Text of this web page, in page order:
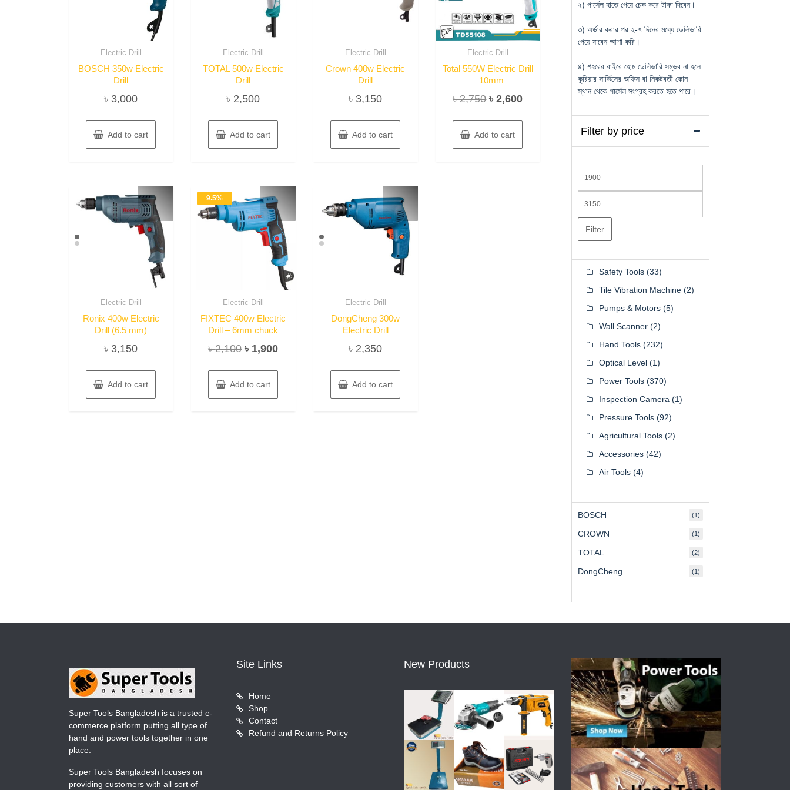
Electric Drill
BOSCH 350w Electric
Drill
৳ 3,000
Add to cart
Electric Drill
TOTAL 500w Electric
Drill
৳ 2,500
Add to cart
Electric Drill
Crown 400w Electric
Drill
৳ 3,150
Add to cart
Electric Drill
Total 550W Electric Drill
– 10mm
৳2,750 Original
was:
৳ 2,750.
৳2,600Current
৳ 2,600.
Add to cart
Electric Drill
Ronix 400w Electric
Drill (6.5 mm)
৳ 3,150
Add to cart
9.5%
Electric Drill
FIXTEC 400w Electric
Drill – 6mm chuck
৳2,100 Original
was:
৳ 2,100.
৳ 1,900Current
৳ 1,900.
Add to cart
Electric Drill
DongCheng 300w
Electric Drill
৳ 2,350
Add to cart
২) পার্সেল হাতে পেয়ে চেক করে টাকা দিবেন।
৩) অর্ডার করার পর ২-৭ দিনের মধ্যে ডেলিভারি
পেয়ে যাবেন আশা করি।
৪) শহরের বাইরে হোম ডেলিভারি সম্ভব না হলে
কুরিয়ার সার্ভিসের অফিস বা নিকটবর্তী কোন
স্থান থেকে পার্সেল সংগ্রহ করতে হতে পারে।
Filter by price
price
price
Filter
Safety Tools (33)
Tile Vibration Machine (2)
Pumps & Motors (5)
Wall Scanner (2)
Hand Tools (232)
Optical Level (1)
Power Tools (370)
Inspection Camera (1)
Pressure Tools (92)
Agricultural Tools (2)
Accessories (42)
Air Tools (4)
BOSCH (1)
CROWN (1)
TOTAL (2)
DongCheng (1)
Super Tools Bangladesh is a trusted e-
commerce platform putting all type of
hand and power tools together in one
place.
Super Tools Bangladesh focuses on
providing customers with all sort of
Site Links
Home
Shop
Contact
Refund and Returns Policy
New Products